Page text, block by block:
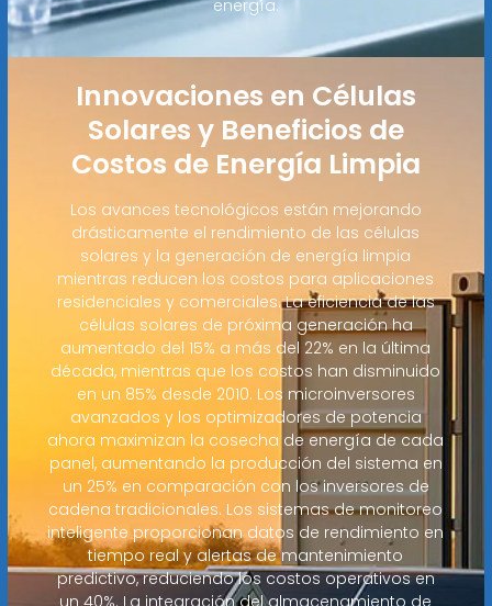
energía.
Innovaciones en Células
Solares y Beneficios de
Costos de Energía Limpia
Los avances tecnológicos están mejorando
drásticamente el rendimiento de las células
solares y la generación de energía limpia
mientras reducen los costos para aplicaciones
residenciales y comerciales. La eficiencia de las
células solares de próxima generación ha
aumentado del 15% a más del 22% en la última
década, mientras que los costos han disminuido
en un 85% desde 2010. Los microinversores
avanzados y los optimizadores de potencia
ahora maximizan la cosecha de energía de cada
panel, aumentando la producción del sistema en
un 25% en comparación con los inversores de
cadena tradicionales. Los sistemas de monitoreo
inteligente proporcionan datos de rendimiento en
tiempo real y alertas de mantenimiento
predictivo, reduciendo los costos operativos en
un 40%. La integración del almacenamiento de